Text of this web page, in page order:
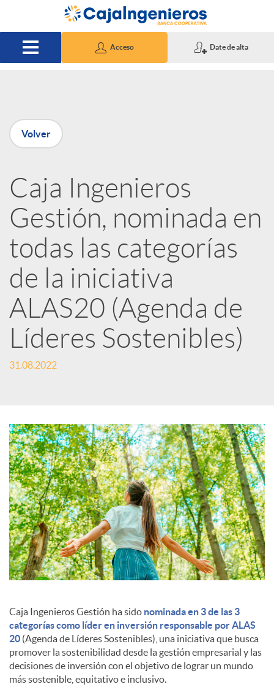
Saltar al contenido principal
Acceso Date de alta
P
u
b
l
i
c
a
o
r
d
e
c
o
n
Volver
Caja Ingenieros
Gestión, nominada en
todas las categorías
de la iniciativa
ALAS20 (Agenda de
Líderes Sostenibles)
31.08.2022
Caja Ingenieros Gestión ha sido nominada en 3 de las 3
categorías como líder en inversión responsable por ALAS
20 (Agenda de Líderes Sostenibles), una iniciativa que busca
promover la sostenibilidad desde la gestión empresarial y las
decisiones de inversión con el objetivo de lograr un mundo
más sostenible, equitativo e inclusivo.